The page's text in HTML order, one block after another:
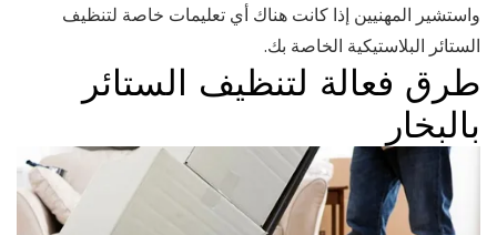
واستشير المهنيين إذا كانت هناك أي تعليمات خاصة لتنظيف
الستائر البلاستيكية الخاصة بك.
طرق فعالة لتنظيف الستائر
بالبخار